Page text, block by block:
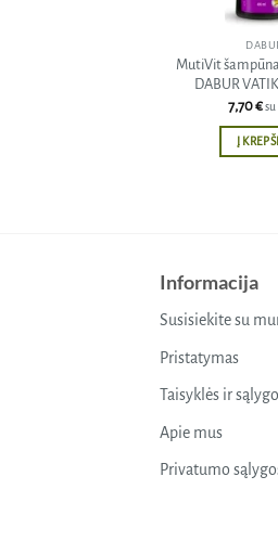
MutiVit
DABUR
7,70€ su
Į
Informacija
Susisiekite su
Pristatymas
Taisyklės ir
Apie mus
Privatumo